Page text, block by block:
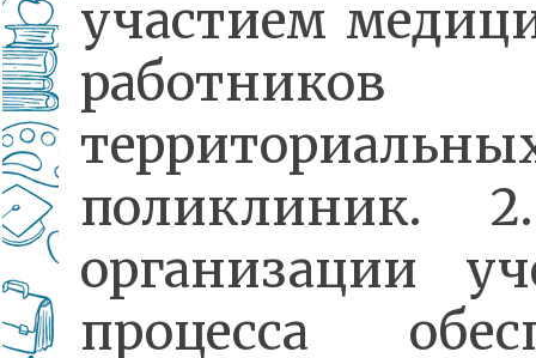
участием
работников
поликлиник.
организации
процесса